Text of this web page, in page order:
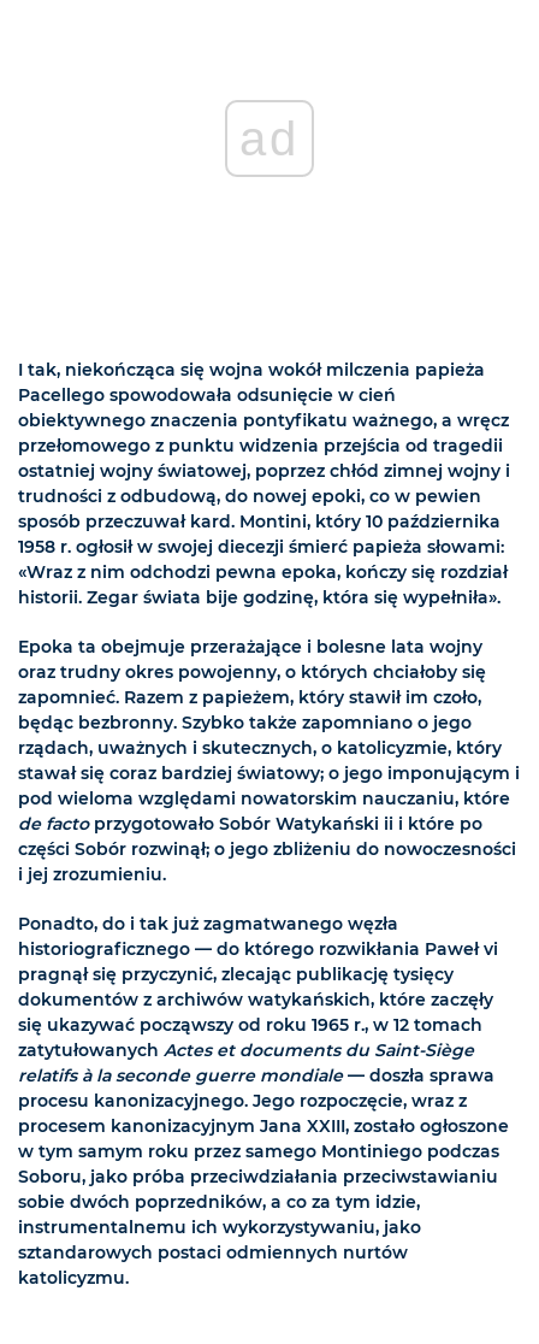
ad
I tak, niekończąca się wojna wokół milczenia papieża
Pacellego spowodowała odsunięcie w cień
obiektywnego znaczenia pontyfikatu ważnego, a wręcz
przełomowego z punktu widzenia przejścia od tragedii
ostatniej wojny światowej, poprzez chłód zimnej wojny i
trudności z odbudową, do nowej epoki, co w pewien
sposób przeczuwał kard. Montini, który 10 października
1958 r. ogłosił w swojej diecezji śmierć papieża słowami:
«Wraz z nim odchodzi pewna epoka, kończy się rozdział
historii. Zegar świata bije godzinę, która się wypełniła».
Epoka ta obejmuje przerażające i bolesne lata wojny
oraz trudny okres powojenny, o których chciałoby się
zapomnieć. Razem z papieżem, który stawił im czoło,
będąc bezbronny. Szybko także zapomniano o jego
rządach, uważnych i skutecznych, o katolicyzmie, który
stawał się coraz bardziej światowy; o jego imponującym i
pod wieloma względami nowatorskim nauczaniu, które
de factoprzygotowało Sobór Watykański ii i które po
części Sobór rozwinął; o jego zbliżeniu do nowoczesności
i jej zrozumieniu.
Ponadto, do i tak już zagmatwanego węzła
historiograficznego — do którego rozwikłania Paweł vi
pragnął się przyczynić, zlecając publikację tysięcy
dokumentów z archiwów watykańskich, które zaczęły
się ukazywać począwszy od roku 1965 r., w 12 tomach
zatytułowanych Actes et documents du Saint-Siège
relatifs à la seconde guerre mondiale— doszła sprawa
procesu kanonizacyjnego. Jego rozpoczęcie, wraz z
procesem kanonizacyjnym Jana XXIII, zostało ogłoszone
w tym samym roku przez samego Montiniego podczas
Soboru, jako próba przeciwdziałania przeciwstawianiu
sobie dwóch poprzedników, a co za tym idzie,
instrumentalnemu ich wykorzystywaniu, jako
sztandarowych postaci odmiennych nurtów
katolicyzmu.